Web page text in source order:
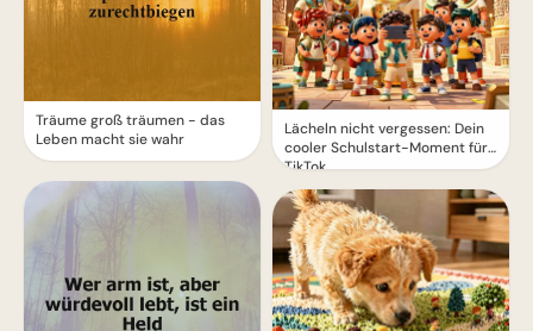
Träume groß träumen - das
Leben macht sie wahr
Lächeln nicht vergessen: Dein
cooler Schulstart-Moment für
TikTok